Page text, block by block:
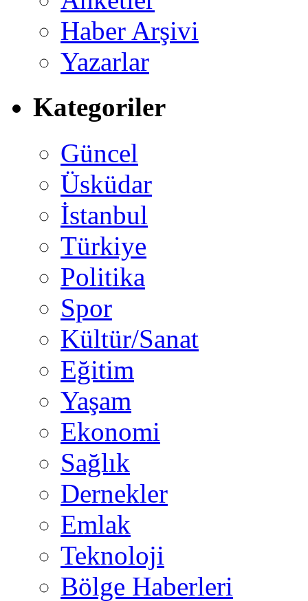
Haber Arşivi
Yazarlar
Kategoriler
Güncel
Üsküdar
İstanbul
Türkiye
Politika
Spor
Kültür/Sanat
Eğitim
Yaşam
Ekonomi
Sağlık
Dernekler
Emlak
Teknoloji
Bölge Haberleri